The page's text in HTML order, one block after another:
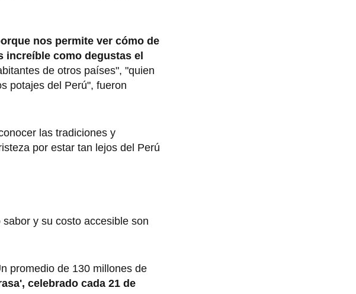
nos permite ver cómo de
increíble como degustas el
de otros países", "quien
potajes del Perú", fueron
las tradiciones y
por estar tan lejos del Perú
y su costo accesible son
promedio de 130 millones de
celebrado cada 21 de